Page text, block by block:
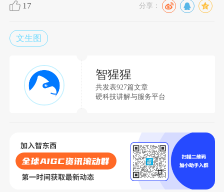
17 分享：
文生图
智猩猩
共发表927篇文章
硬科技讲解与服务平台